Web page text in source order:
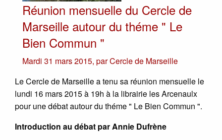
Réunion mensuelle du Cercle de
Marseille autour du théme " Le
Bien Commun "
Mardi 31 mars 2015, parCercle de Marseille
Le Cercle de Marseille a tenu sa réunion mensuelle le
lundi 16 mars 2015 à 19h à la librairie les Arcenaulx
pour une débat autour du théme " Le Bien Commun ".
Introduction au débat par Annie Dufrène